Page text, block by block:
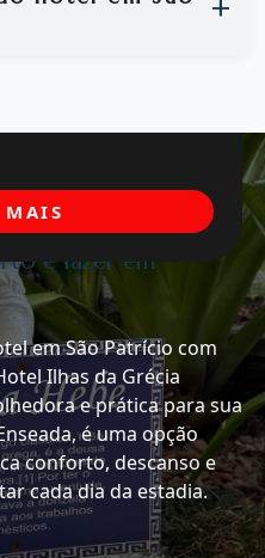
e lazer em
em São Patrício com
Ilhas da Grécia
e prática para sua
é uma opção
conforto, descanso e
cada dia da estadia.
MAIS